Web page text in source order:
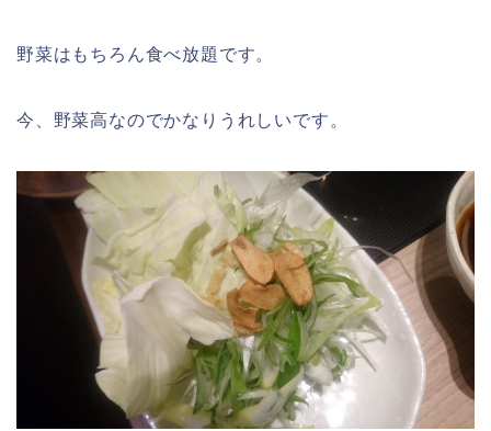
野菜はもちろん食べ放題です。
今、野菜高なのでかなりうれしいです。